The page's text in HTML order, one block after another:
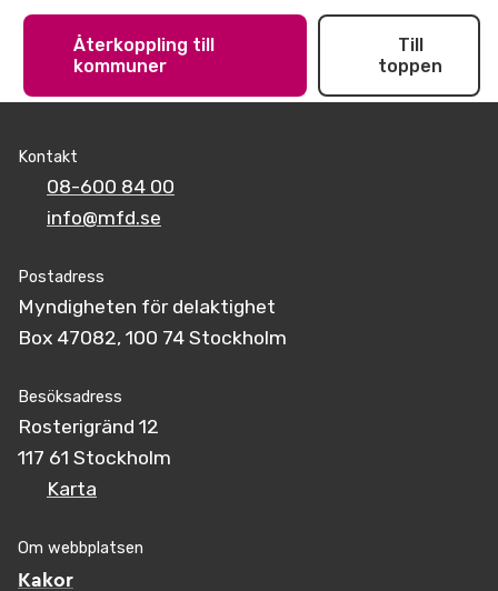
Återkoppling till
kommuner
Till
toppen
Kontakt
08-600 84 00
info@mfd.se
Postadress
Myndigheten för delaktighet
Box 47082, 100 74 Stockholm
Besöksadress
Rosterigränd 12
117 61 Stockholm
Karta
Om webbplatsen
Kakor